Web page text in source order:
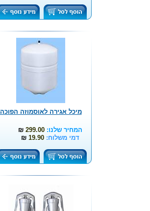
מיכל אגירה לאוסמוזה הפוכה
המחיר שלנו: 299.00
₪
דמי משלוח: 19.90
₪